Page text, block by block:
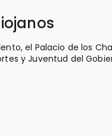
el Palacio de los
y Juventud del